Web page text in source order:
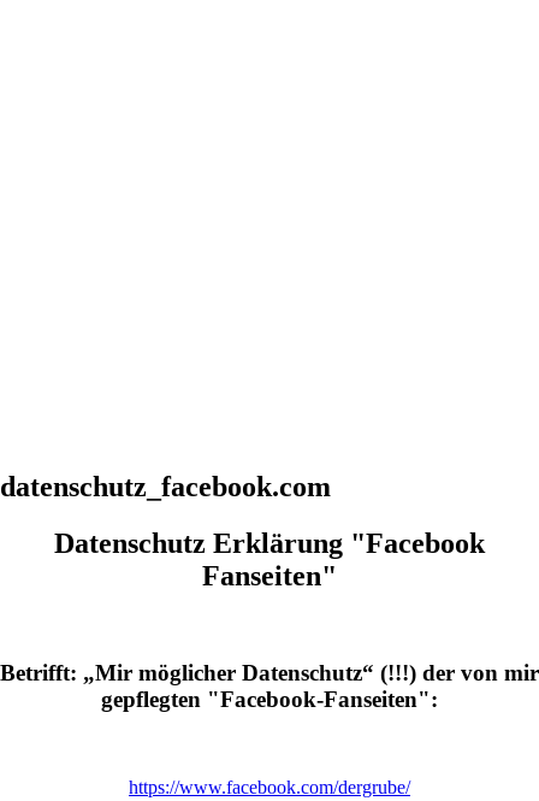
datenschutz_facebook.com
Datenschutz Erklärung "Facebook
Fanseiten"
Betrifft: „Mir möglicher Datenschutz“ (!!!) der von mir
gepflegten "Facebook-Fanseiten":
https://www.facebook.com/dergrube/